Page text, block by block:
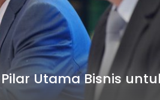
Utama Bisnis